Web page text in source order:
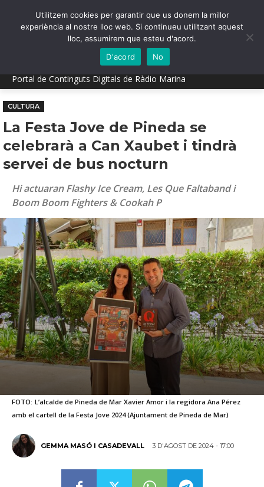
Portal de Continguts Digitals de Ràdio Marina
CULTURA
La Festa Jove de Pineda se
celebrarà a Can Xaubet i tindrà
servei de bus nocturn
Hi actuaran Flashy Ice Cream, Les Que Faltaband i
Boom Boom Fighters & Cookah P
FOTO: L’alcalde de Pineda de Mar Xavier Amor i la regidora Ana Pérez
amb el cartell de la Festa Jove 2024 (Ajuntament de Pineda de Mar)
GEMMA MASÓ I CASADEVALL 3 D'AGOST DE 2024 - 17:00
Utilitzem cookies per garantir que us donem la millor
experiència al nostre lloc web. Si continueu utilitzant aquest
lloc, assumirem que esteu d'acord.
D'acord
No